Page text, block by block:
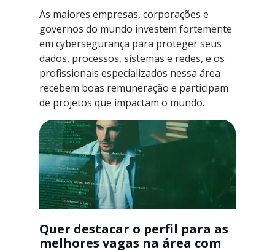
As maiores empresas, corporações e
governos do mundo investem fortemente
em cybersegurança para proteger seus
dados, processos, sistemas e redes, e os
profissionais especializados nessa área
recebem boas remuneração e participam
de projetos que impactam o mundo.
Quer destacar o perfil para as
melhores vagas na área com